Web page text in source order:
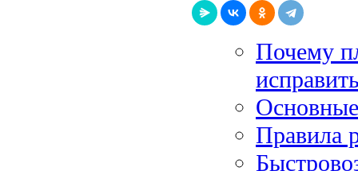
Почему
Правила